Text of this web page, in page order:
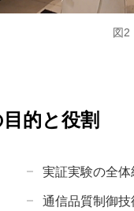
図2
的と役割
実証実験の全
通信品質制御